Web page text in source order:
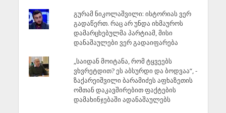
გურამ ნიკოლაშვილი: ისტორიას ვერ
გადაწერთ. რაც არ უნდა იხმაუროს
დამარცხებულმა პარტიამ, მისი
დანაშაულები ვერ გადაიფარება
„საიდან მოიტანა, რომ ტყვეებს
ვხვრეტდით? ეს აბსურდი და ბოდვაა“, -
ზაქარეიშვილი ბარამიძეს აფხაზეთის
ომთან დაკავშირებით ფაქტების
დამახინჯებაში ადანაშაულებს